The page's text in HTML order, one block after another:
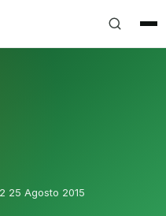
Municipal del
25 Agosto 2015